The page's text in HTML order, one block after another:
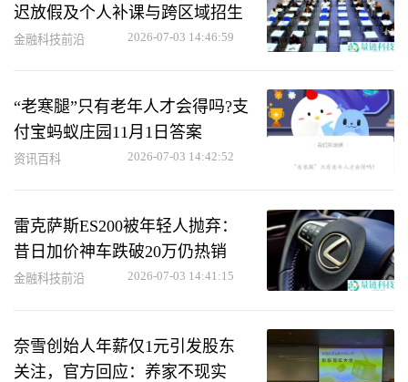
迟放假及个人补课与跨区域招生
金融科技前沿 2026-07-03 14:46:59
“老寒腿”只有老年人才会得吗?支
付宝蚂蚁庄园11月1日答案
资讯百科 2026-07-03 14:42:52
雷克萨斯ES200被年轻人抛弃：
昔日加价神车跌破20万仍热销
金融科技前沿 2026-07-03 14:41:15
奈雪创始人年薪仅1元引发股东
关注，官方回应：养家不现实